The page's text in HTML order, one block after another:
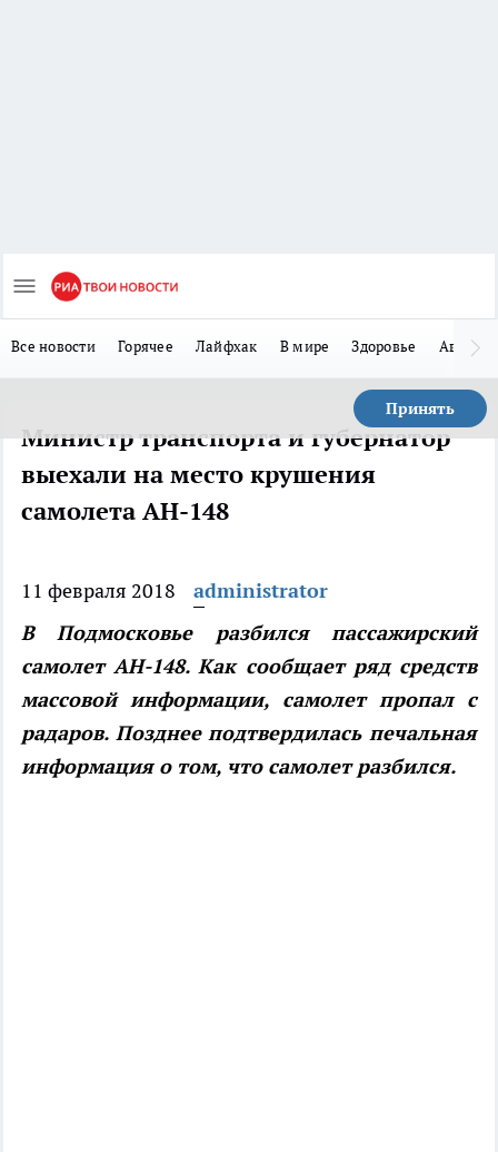
Все новости Горячее Лайфхак В мире Здоровье Авто
Принять
Министр транспорта и губернатор
выехали на место крушения
самолета АН-148
11 февраля 2018
administrator
В Подмосковье разбился пассажирский
самолет АН-148. Как сообщает ряд средств
массовой информации, самолет пропал с
радаров. Позднее подтвердилась печальная
информация о том, что самолет разбился.